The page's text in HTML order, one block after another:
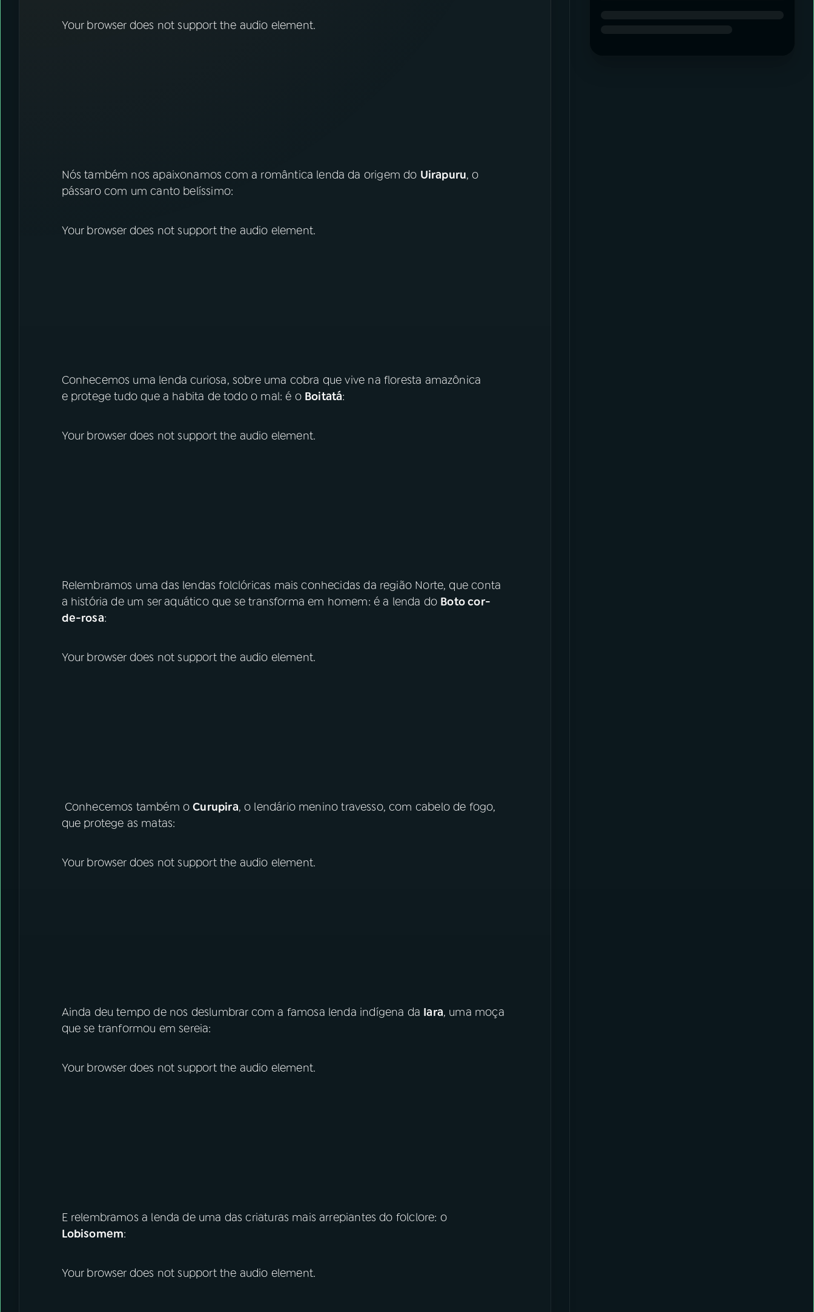
Your browser does not support the audio element.
Nós também nos apaixonamos com a romântica lenda da origem do Uirapuru, o
pássaro com um canto belíssimo:
Your browser does not support the audio element.
Conhecemos uma lenda curiosa, sobre uma cobra que vive na floresta amazônica
e protege tudo que a habita de todo o mal: é o Boitatá:
Your browser does not support the audio element.
Relembramos uma das lendas folclóricas mais conhecidas da região Norte, que conta
a história de um ser aquático que se transforma em homem: é a lenda do Boto cor-
de-rosa:
Your browser does not support the audio element.
Conhecemos também oCurupira, o lendário menino travesso, com cabelo de fogo,
que protege as matas:
Your browser does not support the audio element.
Ainda deu tempo de nos deslumbrar com a famosa lenda indígena da Iara, uma moça
que se tranformou em sereia:
Your browser does not support the audio element.
E relembramos a lenda de uma das criaturas mais arrepiantes do folclore: o
Lobisomem:
Your browser does not support the audio element.